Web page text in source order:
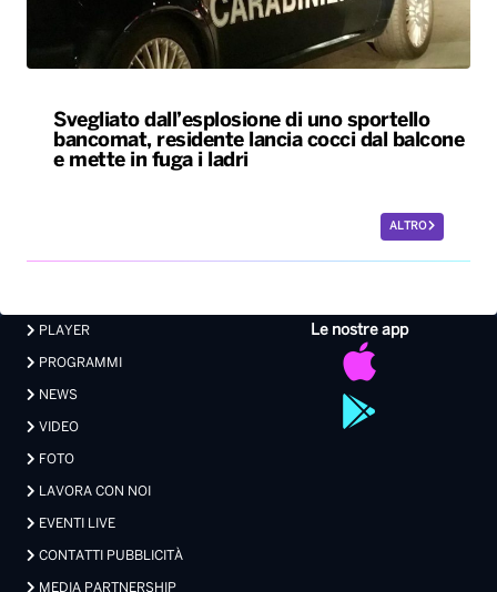
Svegliato dall’esplosione di uno sportello
bancomat, residente lancia cocci dal balcone
e mette in fuga i ladri
ALTRO
Le nostre app
PLAYER
PROGRAMMI
NEWS
VIDEO
FOTO
LAVORA CON NOI
EVENTI LIVE
CONTATTI PUBBLICITÀ
MEDIA PARTNERSHIP